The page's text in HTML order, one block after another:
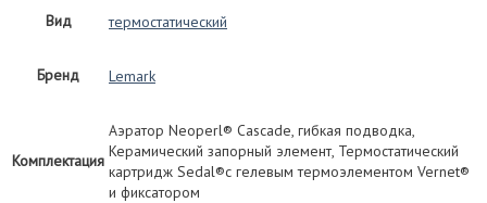
Вид термостатический
Бренд Lemark
Комплектация
Аэратор Neoperl® Cascade, гибкая подводка,
Керамический запорный элемент, Термостатический
картридж Sedal®с гелевым термоэлементом Vernet®
и фиксатором